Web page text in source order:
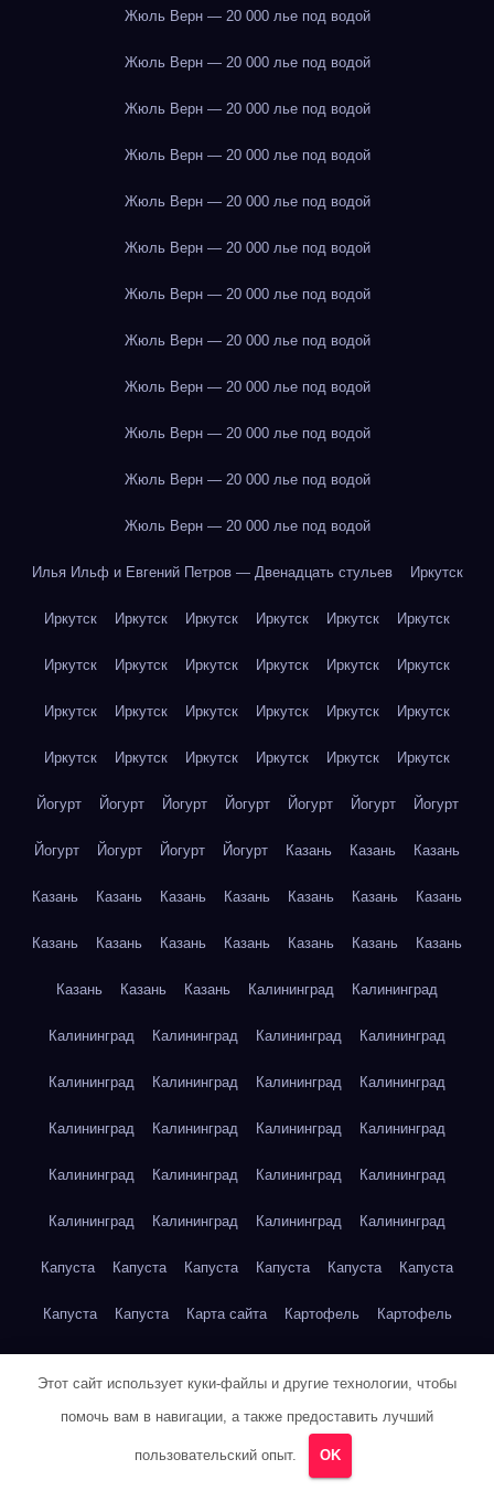
Жюль Верн — 20 000 лье под водой
Жюль Верн — 20 000 лье под водой
Жюль Верн — 20 000 лье под водой
Жюль Верн — 20 000 лье под водой
Жюль Верн — 20 000 лье под водой
Жюль Верн — 20 000 лье под водой
Жюль Верн — 20 000 лье под водой
Жюль Верн — 20 000 лье под водой
Жюль Верн — 20 000 лье под водой
Жюль Верн — 20 000 лье под водой
Жюль Верн — 20 000 лье под водой
Жюль Верн — 20 000 лье под водой
Илья Ильф и Евгений Петров — Двенадцать стульев Иркутск
Иркутск Иркутск Иркутск Иркутск Иркутск Иркутск
Иркутск Иркутск Иркутск Иркутск Иркутск Иркутск
Иркутск Иркутск Иркутск Иркутск Иркутск Иркутск
Иркутск Иркутск Иркутск Иркутск Иркутск Иркутск
Йогурт Йогурт Йогурт Йогурт Йогурт Йогурт Йогурт
Йогурт Йогурт Йогурт Йогурт Казань Казань Казань
Казань Казань Казань Казань Казань Казань Казань
Казань Казань Казань Казань Казань Казань Казань
Казань Казань Казань Калининград Калининград
Калининград Калининград Калининград Калининград
Калининград Калининград Калининград Калининград
Калининград Калининград Калининград Калининград
Калининград Калининград Калининград Калининград
Калининград Калининград Калининград Калининград
Капуста Капуста Капуста Капуста Капуста Капуста
Капуста Капуста Карта сайта Картофель Картофель
Кейптаун
Кейптаун Кейптаун Кейптаун
Этот сайт использует куки-файлы и другие технологии, чтобы
помочь вам в навигации, а также предоставить лучший
пользовательский опыт. OK